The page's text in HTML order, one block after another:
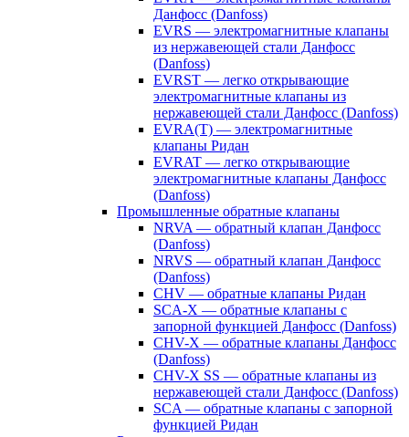
Данфосс (Danfoss)
EVRS — электромагнитные клапаны
из нержавеющей стали Данфосс
(Danfoss)
EVRST — легко открывающие
электромагнитные клапаны из
нержавеющей стали Данфосс (Danfoss)
EVRA(T) — электромагнитные
клапаны Ридан
EVRAT — легко открывающие
электромагнитные клапаны Данфосс
(Danfoss)
Промышленные обратные клапаны
NRVA — обратный клапан Данфосс
(Danfoss)
NRVS — обратный клапан Данфосс
(Danfoss)
CHV — обратные клапаны Ридан
SCA-X — обратные клапаны с
запорной функцией Данфосс (Danfoss)
CHV-X — обратные клапаны Данфосс
(Danfoss)
CHV-X SS — обратные клапаны из
нержавеющей стали Данфосс (Danfoss)
SCA — обратные клапаны с запорной
функцией Ридан